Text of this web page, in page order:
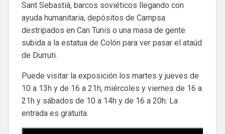
Sant Sebastià, barcos soviéticos llegando con
ayuda humanitaria, depósitos de Campsa
destripados en Can Tunis o una masa de gente
subida a la estatua de Colón para ver pasar el ataúd
de Durruti.
Puede visitar la exposición los martes y jueves de
10 a 13h y de 16 a 21h, miércoles y viernes de 16 a
21h y sábados de 10 a 14h y de 16 a 20h. La
entrada es gratuita.